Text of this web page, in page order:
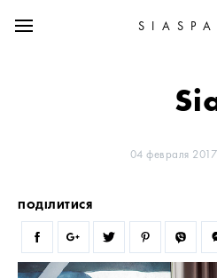
04 февраля 2017
ПОДІЛИТИСЯ